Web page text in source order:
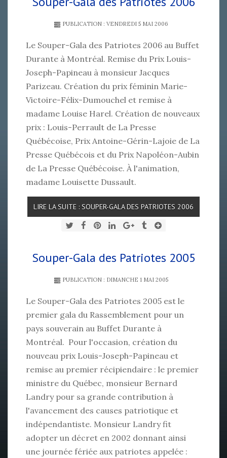
PUBLICATION : VENDREDI 5 MAI 2006
Le Souper-Gala des Patriotes 2006 au Buffet
Durante à Montréal. Remise du Prix Louis-
Joseph-Papineau à monsieur Jacques
Parizeau. Création du prix féminin Marie-
Victoire-Félix-Dumouchel et remise à
madame Louise Harel. Création de nouveaux
prix : Louis-Perrault de La Presse
Québécoise, Prix Antoine-Gérin-Lajoie de La
Presse Québécois et du Prix Napoléon-Aubin
de La Presse Québécoise. À l'animation,
madame Louisette Dussault.
LIRE LA SUITE : SOUPER-GALA DES PATRIOTES 2006
Souper-Gala des Patriotes 2005
PUBLICATION : DIMANCHE 1 MAI 2005
Le Souper-Gala des Patriotes 2005 est le
premier gala du Rassemblement pour un
pays souverain au Buffet Durante à
Montréal. Pour l'occasion, création du
nouveau prix Louis-Joseph-Papineau et
remise au premier récipiendaire : le premier
ministre du Québec, monsieur Bernard
Landry pour sa grande contribution à
l'avancement des causes patriotique et
indépendantiste. Monsieur Landry fit
adopter un décret en 2002 donnant ainsi
une journée fériée aux patriotes appelée :